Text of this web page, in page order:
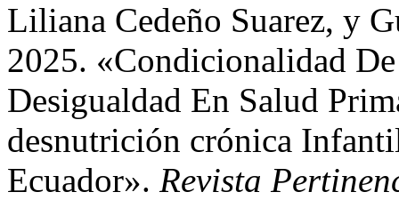
Liliana Cedeño Suarez, y
2025. «Condicionalidad
Desigualdad En Salud
desnutrición crónica
Ecuador». Revista